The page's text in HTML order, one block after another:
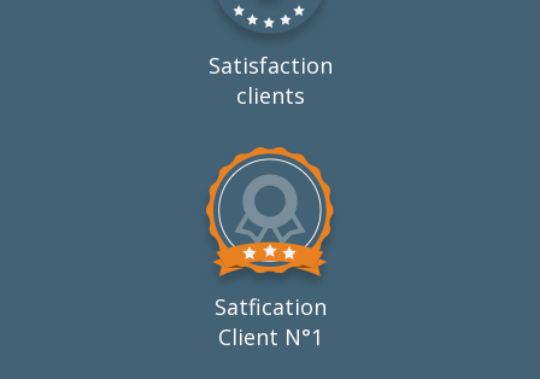
Satisfaction
clients
Satfication
Client N°1